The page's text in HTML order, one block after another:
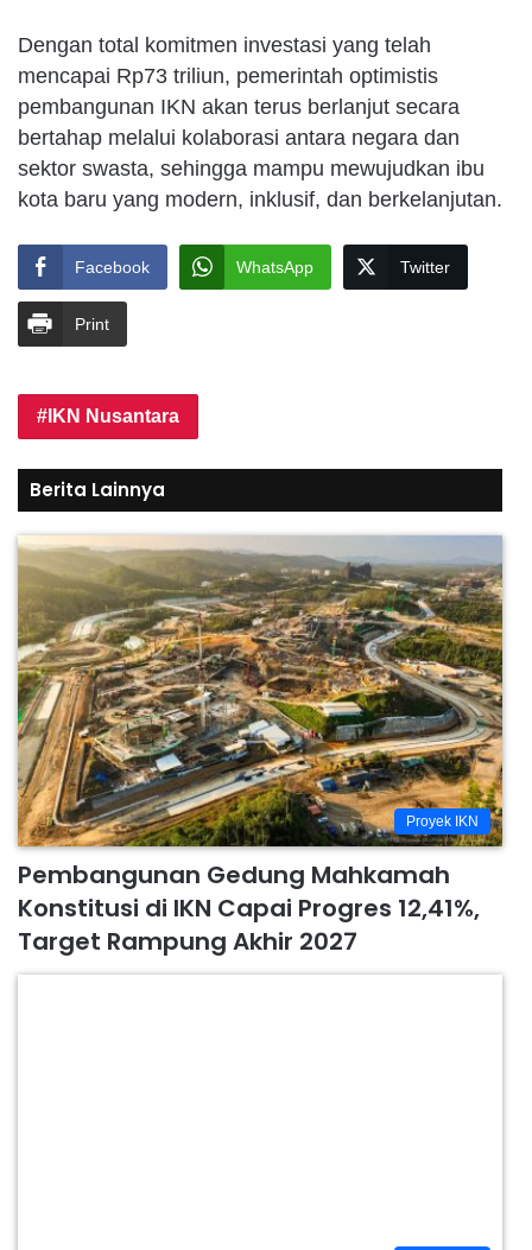
Dengan total komitmen investasi yang telah
mencapai Rp73 triliun, pemerintah optimistis
pembangunan IKN akan terus berlanjut secara
bertahap melalui kolaborasi antara negara dan
sektor swasta, sehingga mampu mewujudkan ibu
kota baru yang modern, inklusif, dan berkelanjutan.
Facebook WhatsApp Twitter
Print
IKN Nusantara
Berita Lainnya
Proyek IKN
Pembangunan Gedung Mahkamah
Konstitusi di IKN Capai Progres 12,41%,
Target Rampung Akhir 2027